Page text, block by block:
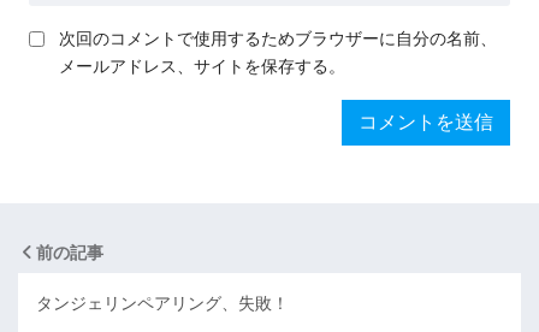
次回のコメントで使用するためブラウザーに自分の名前、
メールアドレス、サイトを保存する。
前の記事
タンジェリンペアリング、失敗！